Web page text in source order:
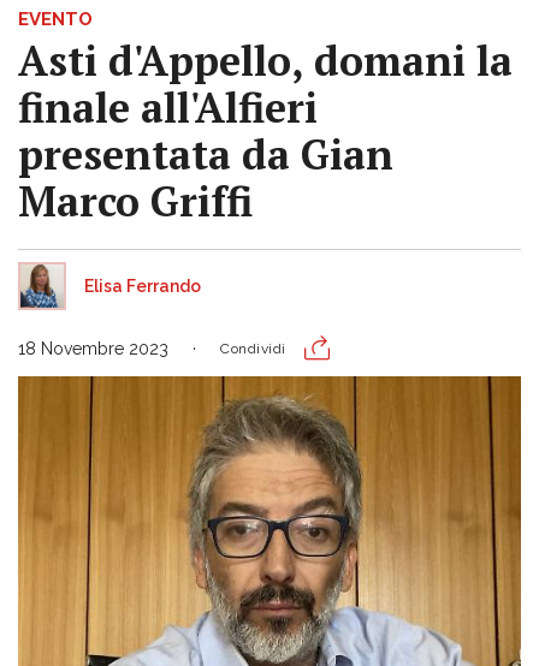
EVENTO
Asti d'Appello, domani la
finale all'Alfieri
presentata da Gian
Marco Griffi
Elisa Ferrando
18 Novembre 2023 Condividi